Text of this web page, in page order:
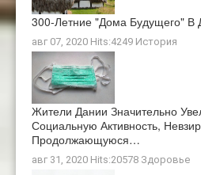
300-Летние "дома Будущего" В
авг 07, 2020 Hits:4249 История
Жители Дании Значительно
Социальную Активность,
Продолжающуюся…
авг 31, 2020 Hits:20578 Здоровье